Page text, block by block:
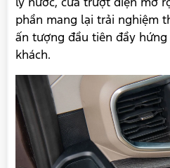
phần mang lại trải nghiệm
ấn tượng đầu tiên đầy
khách.